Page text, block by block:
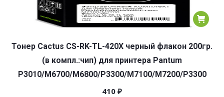
Тонер Cactus CS-RK-TL-420X черный флакон 200гр.
(в компл.:чип) для принтера Pantum
P3010/M6700/M6800/P3300/M7100/M7200/P3300
410 ₽